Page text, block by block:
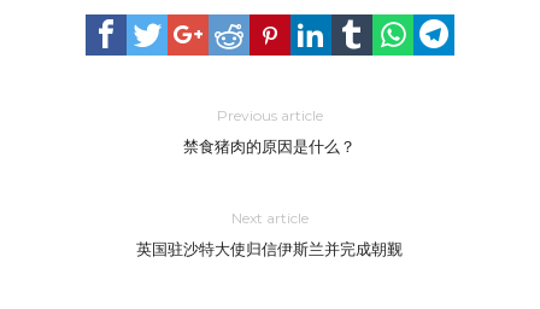
Previous article
禁食猪肉的原因是什么？
Next article
英国驻沙特大使归信伊斯兰并完成朝觐